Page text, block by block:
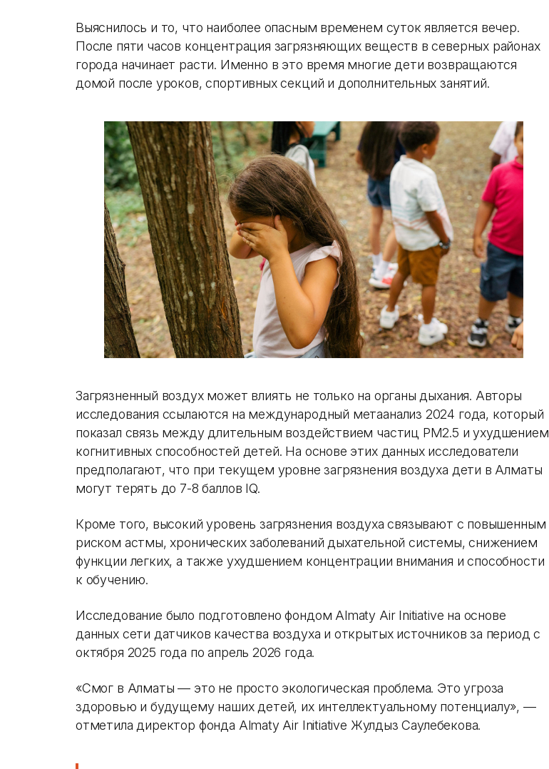
Выяснилось и то, что наиболее опасным временем суток является вечер.
После пяти часов концентрация загрязняющих веществ в северных районах
города начинает расти. Именно в это время многие дети возвращаются
домой после уроков, спортивных секций и дополнительных занятий.
Загрязненный воздух может влиять не только на органы дыхания. Авторы
исследования ссылаются на международный метаанализ 2024 года, который
показал связь между длительным воздействием частиц PM2.5 и ухудшением
когнитивных способностей детей. На основе этих данных исследователи
предполагают, что при текущем уровне загрязнения воздуха дети в Алматы
могут терять до 7-8 баллов IQ.
Кроме того, высокий уровень загрязнения воздуха связывают с повышенным
риском астмы, хронических заболеваний дыхательной системы, снижением
функции легких, а также ухудшением концентрации внимания и способности
к обучению.
Исследование было подготовлено фондом Almaty Air Initiative на основе
данных сети датчиков качества воздуха и открытых источников за период с
октября 2025 года по апрель 2026 года.
«Смог в Алматы — это не просто экологическая проблема. Это угроза
здоровью и будущему наших детей, их интеллектуальному потенциалу», —
отметила директор фонда Almaty Air Initiative Жулдыз Саулебекова.